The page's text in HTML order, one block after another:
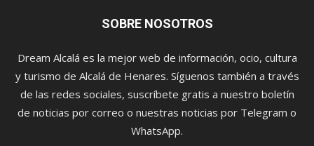
SOBRE NOSOTROS
Dream Alcalá es la mejor web de información, ocio, cultura
y turismo de Alcalá de Henares. Síguenos también a través
de las redes sociales, suscríbete gratis a nuestro boletín
de noticias por correo o nuestras noticias por Telegram o
WhatsApp.